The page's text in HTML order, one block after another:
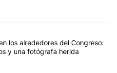
con más comentarios en los
título "La violencia sigue en los
los alrededores del Congreso:
y una fotógrafa herida